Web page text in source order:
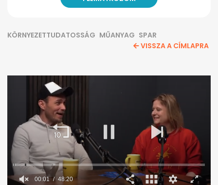
KÖRNYEZETTUDATOSSÁG MŰANYAG SPAR
VISSZA A CÍMLAPRA
00:02 48:20